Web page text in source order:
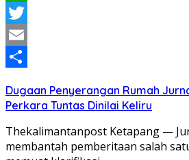
WhatsApp
Twitter
Email
Dugaan Penyerangan Rumah
Perkara Tuntas Dinilai Keliru
Thekalimantanpost Ketapang —
membantah pemberitaan salah